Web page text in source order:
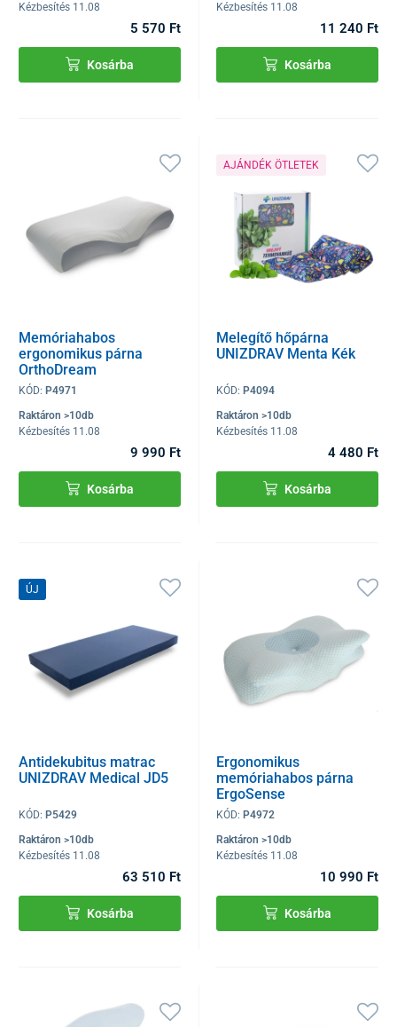
Kézbesítés 11.08
5 570 Ft
Kosárba
Kézbesítés 11.08
11 240 Ft
Kosárba
Memóriahabos
ergonomikus párna
OrthoDream
KÓD: P4971
Raktáron >10db
Kézbesítés 11.08
9 990 Ft
Kosárba
AJÁNDÉK ÖTLETEK
Melegítő hőpárna
UNIZDRAV Menta Kék
KÓD: P4094
Raktáron >10db
Kézbesítés 11.08
4 480 Ft
Kosárba
ÚJ
Antidekubitus matrac
UNIZDRAV Medical JD5
KÓD: P5429
Raktáron >10db
Kézbesítés 11.08
63 510 Ft
Kosárba
Ergonomikus
memóriahabos párna
ErgoSense
KÓD: P4972
Raktáron >10db
Kézbesítés 11.08
10 990 Ft
Kosárba